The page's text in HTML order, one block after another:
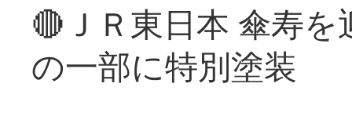
🔴ＪＲ東日本 傘寿
の一部に特別塗装